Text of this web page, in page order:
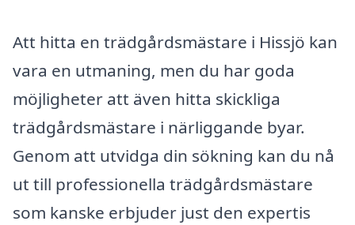
Att hitta en trädgårdsmästare i Hissjö kan
vara en utmaning, men du har goda
möjligheter att även hitta skickliga
trädgårdsmästare i närliggande byar.
Genom att utvidga din sökning kan du nå
ut till professionella trädgårdsmästare
som kanske erbjuder just den expertis